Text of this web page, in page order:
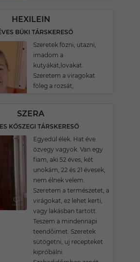
HEXILEIN
BÜKI TÁRSKERESŐ
Szeretek fözni, utazni,
imadom a
kutyákat,lovakat.
Szeretem a viragokat
föleg a rozsát,
SZERA
KŐSZEGI TÁRSKERESŐ
Egyedül élek. Hat éve
özvegy vagyok. Van egy
fiam, aki 52 éves, két
unokám, 22 és 21 évesek,
nem élnek velem.
Szeretem a természetet, a
virágokat, ez lehet kerti,
vagy lakásban tartott.
Teszem a mindennapi
teendőimet. Szeretek
sütögetni, uj recepteket
kipróbálni.